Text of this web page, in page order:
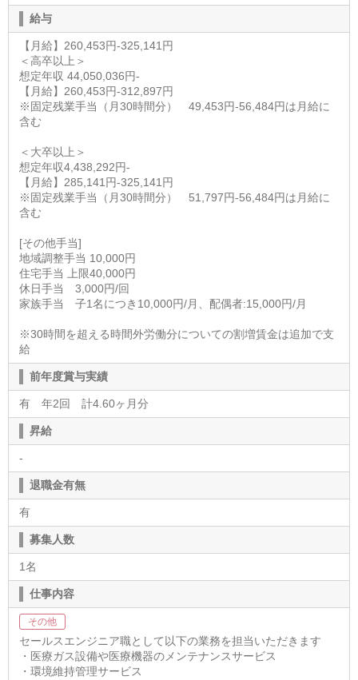
給与
【月給】260,453円-325,141円
＜高卒以上＞
想定年収 44,050,036円-
【月給】260,453円-312,897円
※固定残業手当（月30時間分） 49,453円-56,484円は月給に
含む
＜大卒以上＞
想定年収4,438,292円-
【月給】285,141円-325,141円
※固定残業手当（月30時間分） 51,797円-56,484円は月給に
含む
[その他手当]
地域調整手当 10,000円
住宅手当 上限40,000円
休日手当 3,000円/回
家族手当 子1名につき10,000円/月、配偶者:15,000円/月
※30時間を超える時間外労働分についての割増賃金は追加で支
給
前年度賞与実績
有 年2回 計4.60ヶ月分
昇給
-
退職金有無
有
募集人数
1名
仕事内容
その他
セールスエンジニア職として以下の業務を担当いただきます
・医療ガス設備や医療機器のメンテナンスサービス
・環境維持管理サービス